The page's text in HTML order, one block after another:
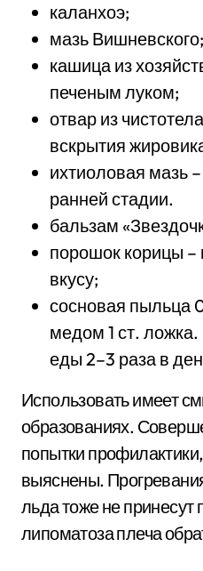
каланхоэ;
мазь Вишневского;
кашица из
печеным луком;
отвар из
вскрытия
ихтиоловая мазь
ранней стадии.
бальзам
порошок корицы
вкусу;
сосновая пыльца
медом 1 ст.
еды 2–3 раза в
Использовать имеет
образованиях.
попытки
выяснены.
льда тоже не принесут
липоматоза плеча